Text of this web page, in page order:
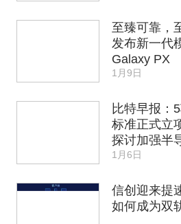
至臻可靠，
发布新一代
Galaxy PX
1月9日
比特早报：
标准正式立
探讨加强半
1月6日
信创迎来提
如何成为双